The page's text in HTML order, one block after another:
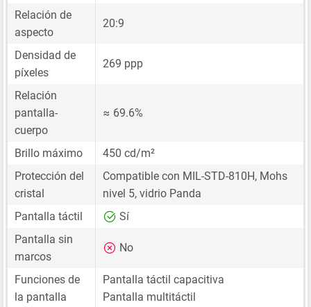
Relación de
aspecto
20:9
Densidad de
píxeles
269 ppp
Relación
pantalla-
cuerpo
≈ 69.6%
Brillo máximo
450 cd/m²
Protección del
cristal
Compatible con MIL-STD-810H, Mohs
nivel 5, vidrio Panda
Pantalla táctil
Sí
Pantalla sin
marcos
No
Funciones de
la pantalla
Pantalla táctil capacitiva
Pantalla multitáctil